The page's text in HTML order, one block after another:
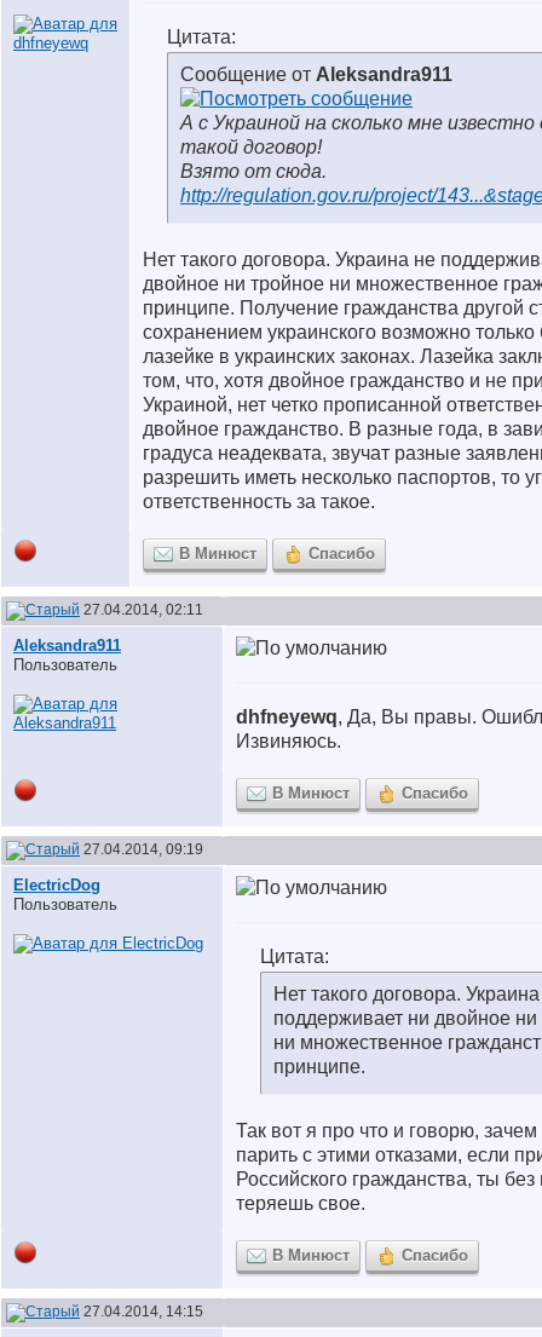
Цитата:
Сообщение от Aleksandra911
А с Украиной на сколько мне известно
такой договор!
Взято от сюда.
http://regulation.gov.ru/project/
Нет такого договора. Украина не
двойное ни тройное ни множественное
принципе. Получение гражданства другой
сохранением украинского возможно только
лазейке в украинских законах. Лазейка
том, что, хотя двойное гражданство и не
Украиной, нет четко прописанной
двойное гражданство. В разные года, в
градуса неадеквата, звучат разные
разрешить иметь несколько паспортов, то
ответственность за такое.
В Минюст Спасибо
27.04.2014, 02:11
Aleksandra911
Пользователь
dhfneyewq, Да, Вы правы.
Извиняюсь.
В Минюст Спасибо
27.04.2014, 09:19
ElectricDog
Пользователь
Цитата:
Нет такого договора.
поддерживает ни двойное ни
ни множественное
принципе.
Так вот я про что и говорю,
парить с этими отказами, если
Российского гражданства, ты
теряешь свое.
В Минюст Спасибо
27.04.2014, 14:15